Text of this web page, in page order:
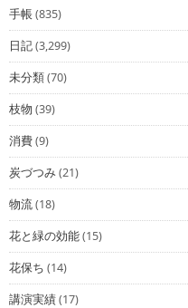
手帳(835)
日記(3,299)
未分類(70)
枝物 (39)
消費(9)
炭づつみ(21)
物流(18)
花と緑の効能(15)
花保ち (14)
講演実績(17)